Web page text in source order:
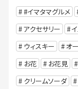
#イマタマグルメ
アクセサリー
ウィスキー
オ
お花
お花見
クリームソーダ